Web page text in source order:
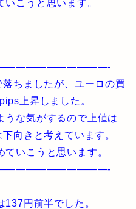
こうと思います。
ちましたが、ユーロの買
上昇しました。
うな気がするので上値は
向きと考えています。
いこうと思います。
円前半でした。